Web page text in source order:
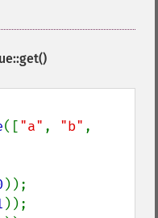
(["a" , "b"